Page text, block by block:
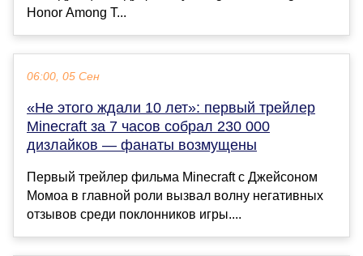
Honor Among T...
06:00, 05 Сен
«Не этого ждали 10 лет»: первый трейлер
Minecraft за 7 часов собрал 230 000
дизлайков — фанаты возмущены
Первый трейлер фильма Minecraft с Джейсоном
Момоа в главной роли вызвал волну негативных
отзывов среди поклонников игры....